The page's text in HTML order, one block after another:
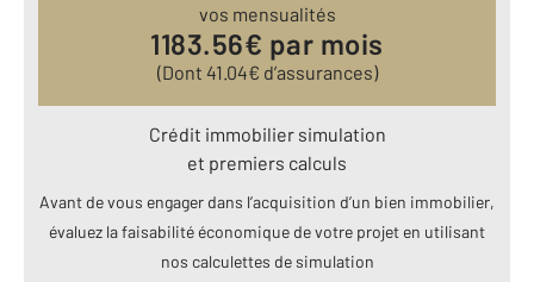
vos mensualités
1183.56€ par mois
(Dont 41.04€ d’assurances)
Crédit immobilier simulation
et premiers calculs
Avant de vous engager dans l’acquisition d’un bien immobilier,
évaluez la faisabilité économique de votre projet en utilisant
nos calculettes de simulation